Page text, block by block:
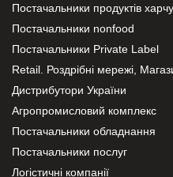
Постачальники продуктів
Постачальники nonfood
Постачальники Private Label
Retail. Роздрібні мережі,
Дистрибутори України
Агропромисловий комплекс
Постачальники обладнання
Постачальники послуг
Логістичні компанії